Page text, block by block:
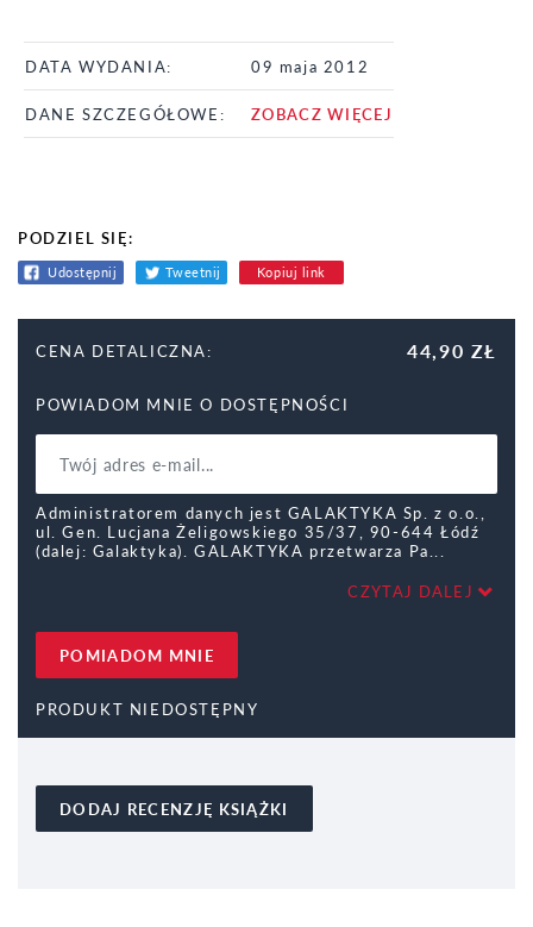
DATA WYDANIA: 09 maja 2012
DANE SZCZEGÓŁOWE: ZOBACZ WIĘCEJ
PODZIEL SIĘ:
Udostępnij Tweetnij Kopiuj link
CENA DETALICZNA: 44,90 ZŁ
POWIADOM MNIE O DOSTĘPNOŚCI
Administratorem danych jest GALAKTYKA Sp. z o.o.,
ul. Gen. Lucjana Żeligowskiego 35/37, 90-644 Łódź
(dalej: Galaktyka). GALAKTYKA przetwarza Pa
CZYTAJ DALEJ
POMIADOM MNIE
PRODUKT NIEDOSTĘPNY
DODAJ RECENZJĘ KSIĄŻKI